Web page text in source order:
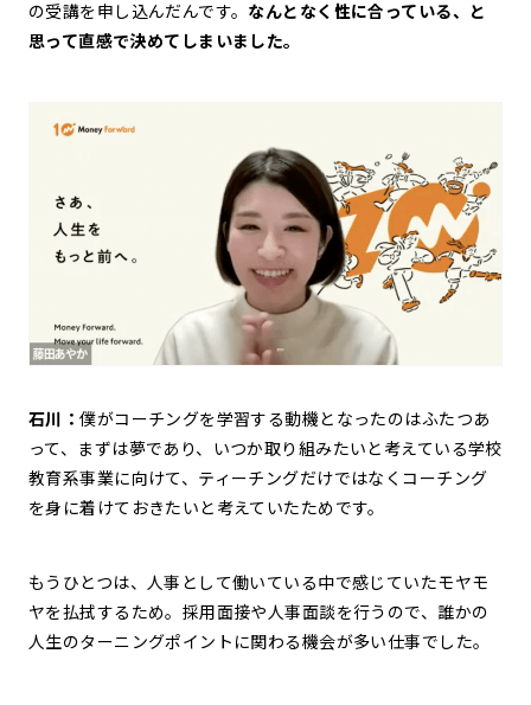
の受講を申し込んだんです。 なんとなく性に合っている、と
思って直感で決めてしまいました。
石川：僕がコーチングを学習する動機となったのはふたつあ
って、まずは夢であり、いつか取り組みたいと考えている学校
教育系事業に向けて、ティーチングだけではなくコーチング
を身に着けておきたいと考えていたためです。
もうひとつは、人事として働いている中で感じていたモヤモ
ヤを払拭するため。採用面接や人事面談を行うので、誰かの
人生のターニングポイントに関わる機会が多い仕事でした。